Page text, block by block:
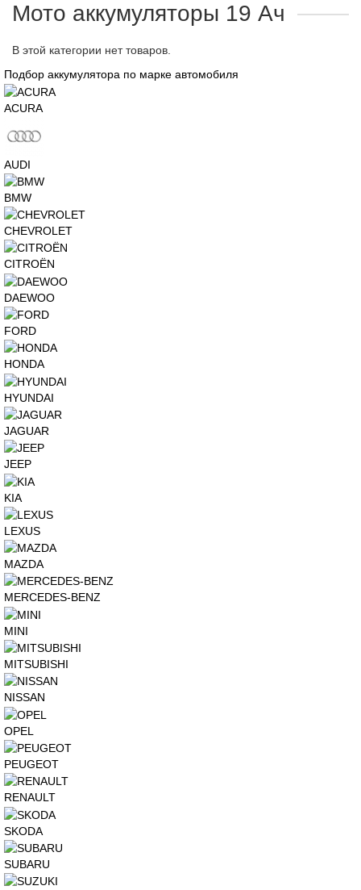
Мото аккумуляторы 19 Ач
В этой категории нет товаров.
Подбор аккумулятора по марке автомобиля
ACURA
AUDI
BMW
CHEVROLET
CITROËN
DAEWOO
FORD
HONDA
HYUNDAI
JAGUAR
JEEP
KIA
LEXUS
MAZDA
MERCEDES-BENZ
MINI
MITSUBISHI
NISSAN
OPEL
PEUGEOT
RENAULT
SKODA
SUBARU